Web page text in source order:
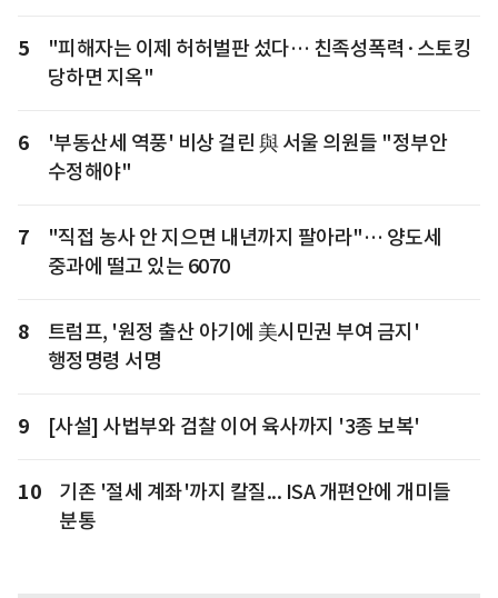
5
"피해자는 이제 허허벌판 섰다… 친족성폭력·스토킹
당하면 지옥"
6
'부동산세 역풍' 비상 걸린 與 서울 의원들 "정부안
수정해야"
7
"직접 농사 안 지으면 내년까지 팔아라"… 양도세
중과에 떨고 있는 6070
8
트럼프, '원정 출산 아기에 美시민권 부여 금지'
행정명령 서명
9 [사설] 사법부와 검찰 이어 육사까지 '3종 보복'
10
기존 '절세 계좌'까지 칼질... ISA 개편안에 개미들
분통